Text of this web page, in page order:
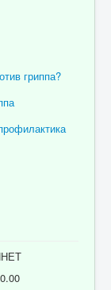
гриппа?